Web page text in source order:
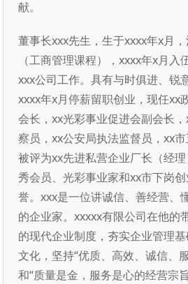
献。
董事长xxx先生，生于xxxx年x月
（工商管理课程），xxxx年x月入
xxx公司工作。具有与时俱进、锐
xxxx年x月停薪留职创业，现任xx
会长，xx光彩事业促进会副会长
察员，xx公安局执法监督员，xx
被评为xx先进私营企业厂长（经
秀会员、光彩事业家和xx市下岗
誉。xxx是一位讲诚信、善经营、
的企业家。xxxxx有限公司在他的
的现代企业制度，夯实企业管理
文化，坚持“优质、高效、诚信、
和“质量是金，服务是心的经营宗